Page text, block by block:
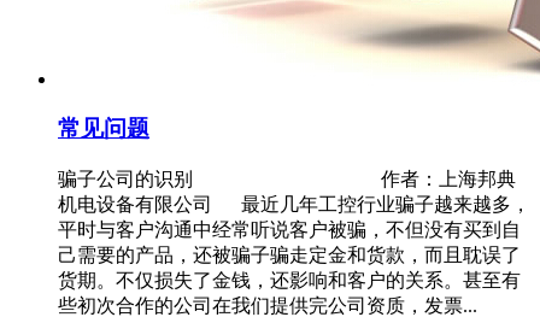
常见问题
骗子公司的识别 作者：上海邦典
机电设备有限公司 最近几年工控行业骗子越来越多，
平时与客户沟通中经常听说客户被骗，不但没有买到自
己需要的产品，还被骗子骗走定金和货款，而且耽误了
货期。不仅损失了金钱，还影响和客户的关系。甚至有
些初次合作的公司在我们提供完公司资质，发票...